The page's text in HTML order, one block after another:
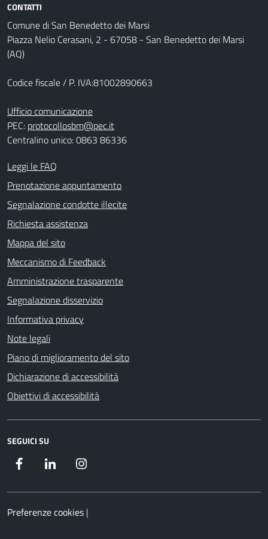
CONTATTI
Comune di San Benedetto dei Marsi
Piazza Nelio Cerasani, 2 - 67058 - San Benedetto dei Marsi
(AQ)
Codice fiscale / P. IVA:81002890663
Ufficio comunicazione
PEC: protocollosbm@pec.it
Centralino unico: 0863 86336
Leggi le FAQ
Prenotazione appuntamento
Segnalazione condotte illecite
Richiesta assistenza
Mappa del sito
Meccanismo di Feedback
Amministrazione trasparente
Segnalazione disservizio
Informativa privacy
Note legali
Piano di miglioramento del sito
Dichiarazione di accessibilità
Obiettivi di accessibilità
SEGUICI SU
Facebook LinkedIn
Preferenze cookies |